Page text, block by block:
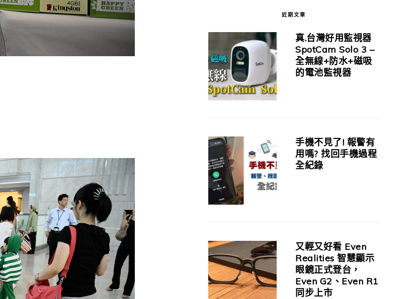
近期文章
真.台灣好用監視器
SpotCam Solo 3 –
全無線+防水+磁吸
的電池監視器
手機不見了! 報警有
用嗎? 找回手機過程
全紀錄
又輕又好看 Even
Realities 智慧顯示
眼鏡正式登台，
Even G2、Even R1
同步上市